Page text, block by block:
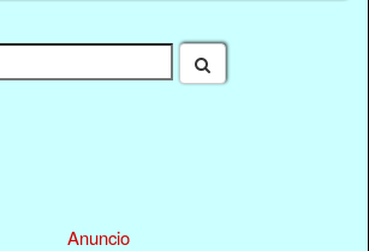
Anuncio